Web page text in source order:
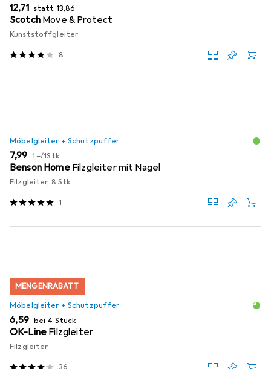
EUR
12,71 statt EUR
13,86
Scotch Move & Protect
Kunststoffgleiter
8
Möbelgleiter + Schutzpuffer
EUR
7,99 EUR
1,–/1Stk.
Benson Home Filzgleiter mit Nagel
Filzgleiter, 8 Stk.
1
MENGENRABATT
Möbelgleiter + Schutzpuffer
EUR
6,59 bei 4 Stück
OK-Line Filzgleiter
Filzgleiter
36